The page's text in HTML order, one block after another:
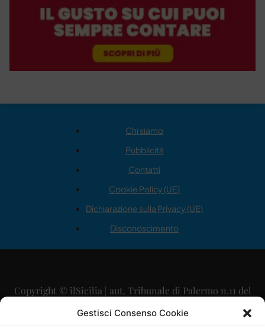
Gestisci Consenso Cookie
Chi siamo
Pubblicità
Contatti
Cookie Policy (UE)
Dichiarazione sulla Privacy (UE)
Disconoscimento
Copyright © ilSicilia | aut. Tribunale di Palermo n.11 del
29/09/2015